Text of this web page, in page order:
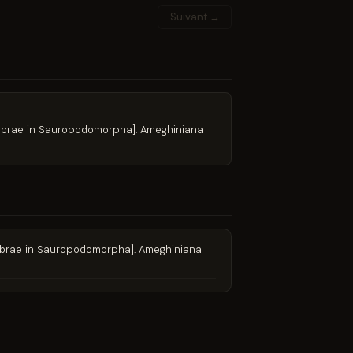
Suivant →
in Sauropodomorpha]. Ameghiniana
in Sauropodomorpha]. Ameghiniana